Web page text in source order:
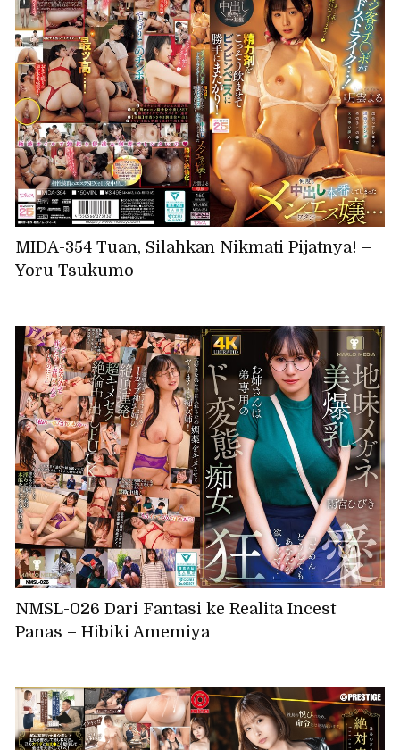
MIDA-354 Tuan, Silahkan Nikmati Pijatnya! –
Yoru Tsukumo
NMSL-026 Dari Fantasi ke Realita Incest
Panas – Hibiki Amemiya